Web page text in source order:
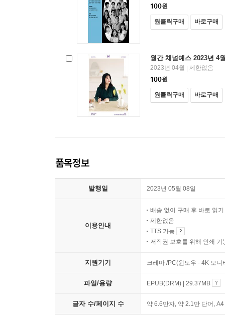
100원
원클릭구매 바로구매
월간 채널예스 2023년 4
2023년 04월
제한없음
100원
원클릭구매 바로구매
품목정보
발행일 2023년 05월 08일
이용안내
배송 없이 구매 후 바로 읽기
제한없음
TTS 가능
저작권 보호를 위해 인쇄 기
지원기기 크레마 /PC(윈도우 - 4K 모
파일/용량 EPUB(DRM) | 29.37MB
글자 수/페이지 수 약 6.6만자, 약 2.1만 단어,